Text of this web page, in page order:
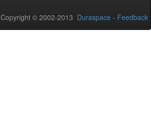
Copyright © 2002-2013 Duraspace - Feedback